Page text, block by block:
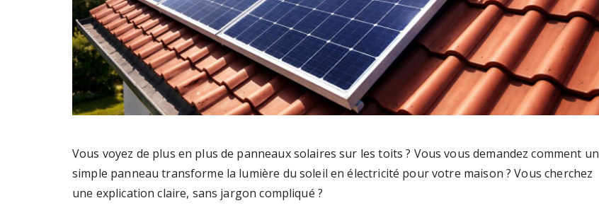
Vous voyez de plus en plus de panneaux solaires sur les toits ? Vous vous demandez comment un
simple panneau transforme la lumière du soleil en électricité pour votre maison ? Vous cherchez
une explication claire, sans jargon compliqué ?